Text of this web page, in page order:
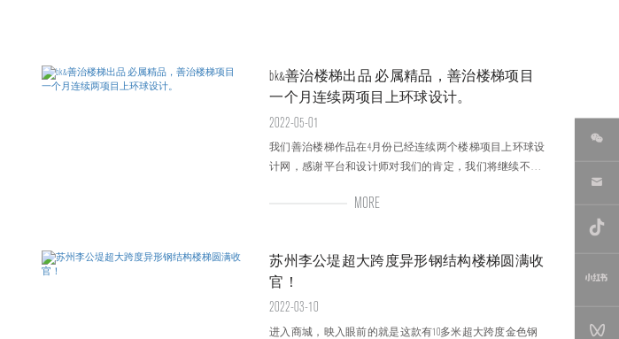
bk&善治楼梯出品 必属精品，善治楼梯项目
一个月连续两项目上环球设计。
2022-05-01
我们善治楼梯作品在4月份已经连续两个楼梯项目上环球设
计网，感谢平台和设计师对我们的肯定，我们将继续不断
准要求、设定标准，精益求精追求极致，让楼梯呈现生活
MORE
苏州李公堤超大跨度异形钢结构楼梯圆满收
官！
2022-03-10
进入商城，映入眼前的就是这款有10多米超大跨度金色钢